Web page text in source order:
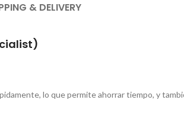
& DELIVERY
lo que permite ahorrar tiempo, y